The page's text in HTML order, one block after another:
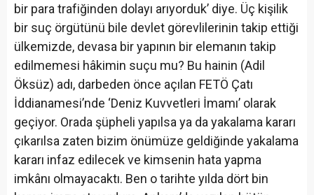
bir para trafiğinden dolayı arıyorduk’ diye. Üç kişilik
bir suç örgütünü bile devlet görevlilerinin takip ettiği
ülkemizde, devasa bir yapının bir elemanın takip
edilmemesi hâkimin suçu mu? Bu hainin (Adil
Öksüz) adı, darbeden önce açılan FETÖ Çatı
İddianamesi’nde ‘Deniz Kuvvetleri İmamı’ olarak
geçiyor. Orada şüpheli yapılsa ya da yakalama kararı
çıkarılsa zaten bizim önümüze geldiğinde yakalama
kararı infaz edilecek ve kimsenin hata yapma
imkânı olmayacaktı. Ben o tarihte yılda dört bin